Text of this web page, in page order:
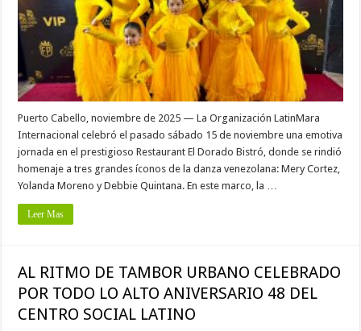
Puerto Cabello, noviembre de 2025 — La Organización LatinMara
Internacional celebró el pasado sábado 15 de noviembre una emotiva
jornada en el prestigioso Restaurant El Dorado Bistró, donde se rindió
homenaje a tres grandes íconos de la danza venezolana: Mery Cortez,
Yolanda Moreno y Debbie Quintana. En este marco, la …
Leer Mas
AL RITMO DE TAMBOR URBANO CELEBRADO
POR TODO LO ALTO ANIVERSARIO 48 DEL
CENTRO SOCIAL LATINO